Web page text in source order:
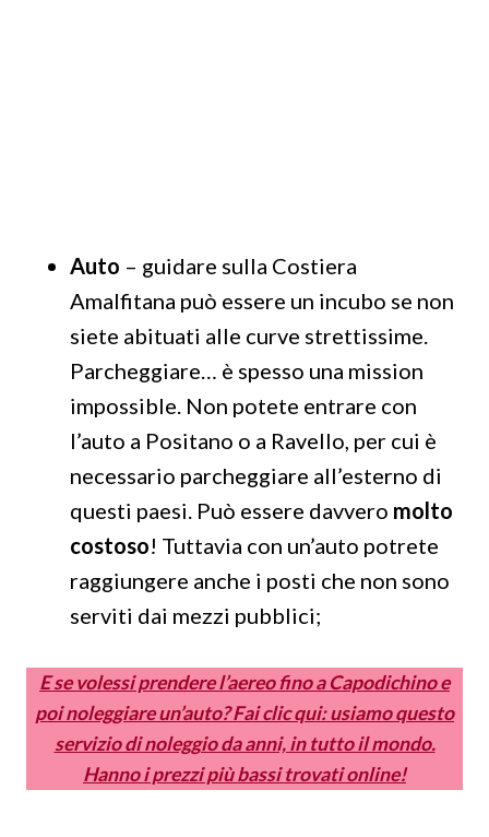
Auto – guidare sulla Costiera
Amalfitana può essere un incubo se non
siete abituati alle curve strettissime.
Parcheggiare… è spesso una mission
impossible. Non potete entrare con
l’auto a Positano o a Ravello, per cui è
necessario parcheggiare all’esterno di
questi paesi. Può essere davvero molto
costoso! Tuttavia con un’auto potrete
raggiungere anche i posti che non sono
serviti dai mezzi pubblici;
E se volessi prendere l’aereo fino a Capodichino e
poi noleggiare un’auto? Fai clic qui: usiamo questo
servizio di noleggio da anni, in tutto il mondo.
Hanno i prezzi più bassi trovati online!